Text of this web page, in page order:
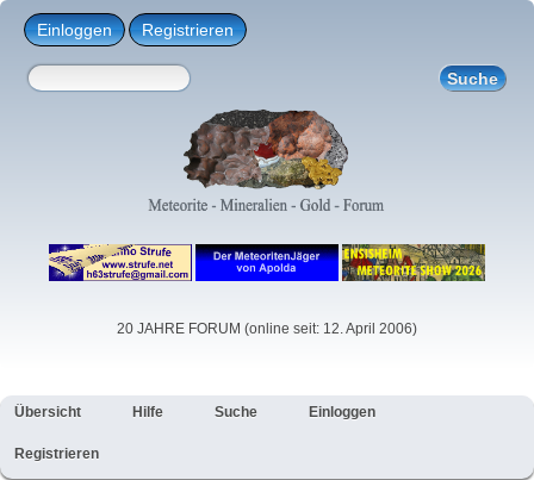
Einloggen Registrieren
20 JAHRE FORUM (online seit: 12. April 2006)
Übersicht Hilfe Suche Einloggen
Registrieren